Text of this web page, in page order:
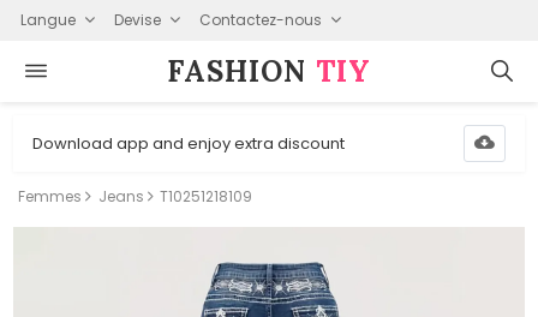
Langue Devise Contactez-nous
FASHION⁠ TIY
Download app and enjoy extra discount
Femmes Jeans T10251218109